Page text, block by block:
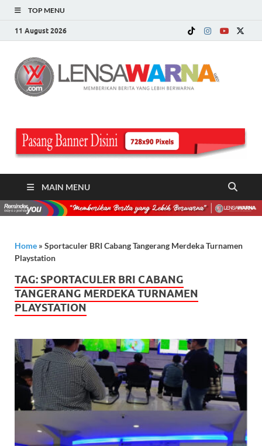
TOP MENU
11 August 2026
MAIN MENU
Home » Sportaculer BRI Cabang Tangerang Merdeka Turnamen
Playstation
TAG: SPORTACULER BRI CABANG
TANGERANG MERDEKA TURNAMEN
PLAYSTATION